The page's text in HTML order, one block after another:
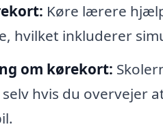
Køre lærere
hvilket inkluderer
om kørekort:
hvis du overvejer